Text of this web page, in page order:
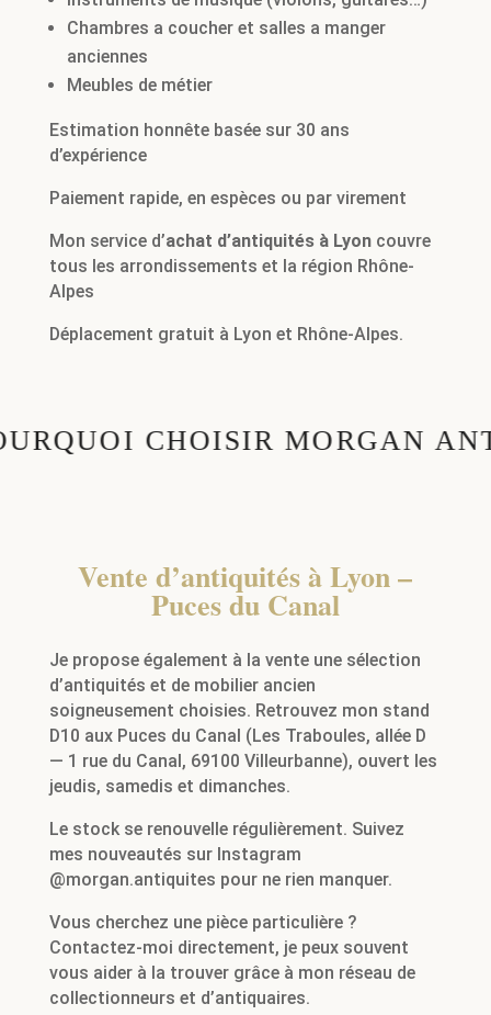
Chambres a coucher et salles a manger
anciennes
Meubles de métier
Estimation honnête basée sur 30 ans
d’expérience
Paiement rapide, en espèces ou par virement
Mon service d’achat d’antiquités à Lyoncouvre
tous les arrondissements et la région Rhône-
Alpes
Déplacement gratuit à Lyon et Rhône-Alpes.
CHOISIR MORGAN
Vente d’antiquités à Lyon –
Puces du Canal
Je propose également à la vente une sélection
d’antiquités et de mobilier ancien
soigneusement choisies. Retrouvez mon stand
D10 aux Puces du Canal (Les Traboules, allée D
— 1 rue du Canal, 69100 Villeurbanne), ouvert les
jeudis, samedis et dimanches.
Le stock se renouvelle régulièrement. Suivez
mes nouveautés sur Instagram
@morgan.antiquites pour ne rien manquer.
Vous cherchez une pièce particulière ?
Contactez-moi directement, je peux souvent
vous aider à la trouver grâce à mon réseau de
collectionneurs et d’antiquaires.